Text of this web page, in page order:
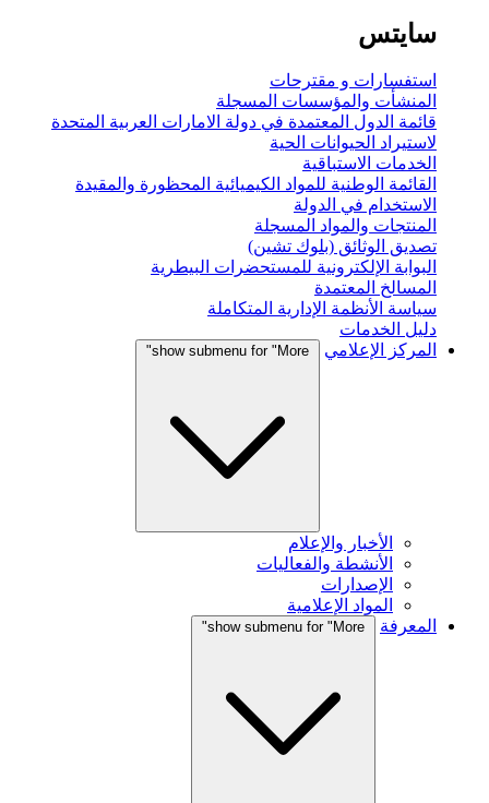
سايتس
استفسارات و مقترحات
المنشأت والمؤسسات المسجلة
قائمة الدول المعتمدة في دولة الامارات العربية المتحدة
لاستيراد الحيوانات الحية
الخدمات الاستباقية
القائمة الوطنية للمواد الكيميائية المحظورة والمقيدة
الاستخدام في الدولة
المنتجات والمواد المسجلة
تصديق الوثائق (بلوك تشين)
البوابة الإلكترونية للمستحضرات البيطرية
المسالخ المعتمدة
سياسة الأنظمة الإدارية المتكاملة
دليل الخدمات
المركز الإعلامي
show submenu for "More"
الأخبار والإعلام
الأنشطة والفعاليات
الإصدارات
المواد الإعلامية
المعرفة
show submenu for "More"